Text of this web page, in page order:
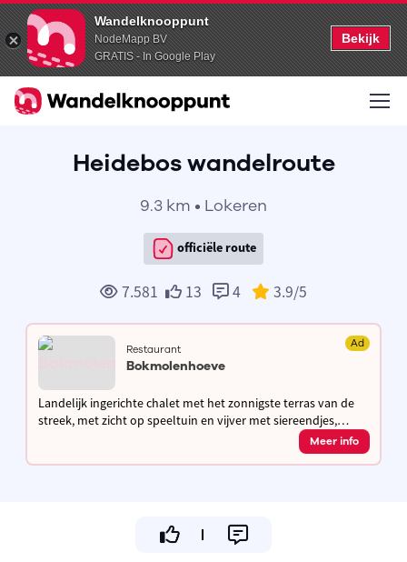
Wandelknooppunt
NodeMapp BV
GRATIS - In Google Play
Bekijk
Heidebos wandelroute
9.3 km • Lokeren
officiële route
7.581 13 4 3.9/5
Restaurant Ad
Bokmolenhoeve
Landelijk ingerichte chalet met het zonnigste terras van de
streek, met zicht op speeltuin en vijver met siereendjes,
hoeve met kippen, waar je kan genieten van de geneugten
Meer info